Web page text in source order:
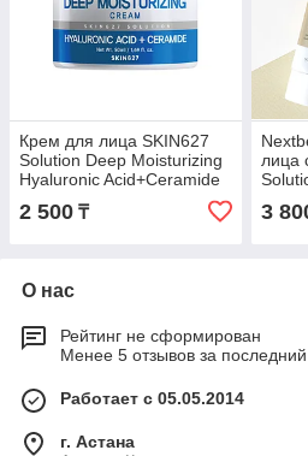
Крем для лица SKIN627
Solution Deep Moisturizing
Hyaluronic Acid+Ceramide
Cream Гиалурон+Керамид
50 мл
2 500 ₸
лица
3
О нас
Рейтинг не сформирован
Менее 5 отзывов за последний
Работает с 05.05.2014
г. Астана